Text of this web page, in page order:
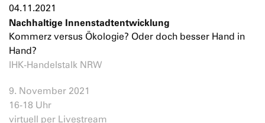
04.11.2021
Nachhaltige Innenstadtentwicklung
Kommerz versus Ökologie? Oder doch besser Hand in
Hand?
IHK-Handelstalk NRW
9. November 2021
16-18 Uhr
virtuell per Livestream⁠